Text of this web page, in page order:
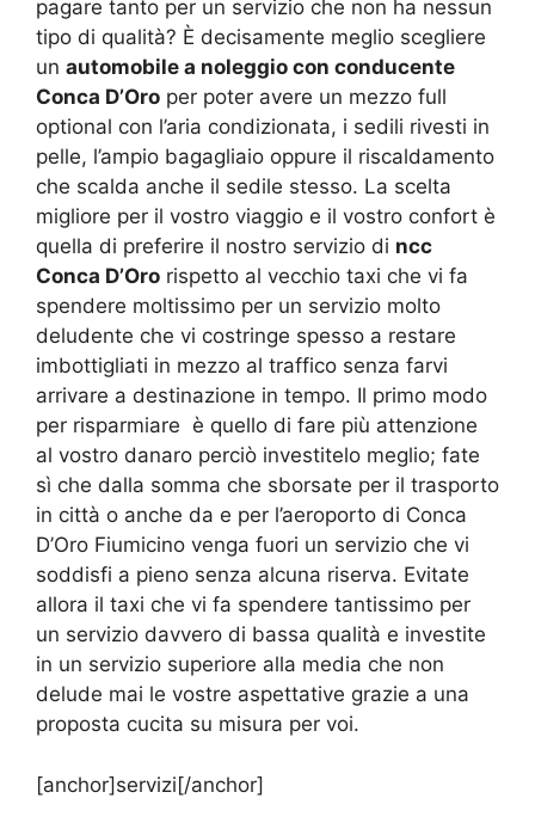
pagare tanto per un servizio che non ha nessun
tipo di qualità? È decisamente meglio scegliere
un automobile a noleggio con conducente
Conca D’Oro per poter avere un mezzo full
optional con l’aria condizionata, i sedili rivesti in
pelle, l’ampio bagagliaio oppure il riscaldamento
che scalda anche il sedile stesso. La scelta
migliore per il vostro viaggio e il vostro confort è
quella di preferire il nostro servizio di ncc
Conca D’Oro rispetto al vecchio taxi che vi fa
spendere moltissimo per un servizio molto
deludente che vi costringe spesso a restare
imbottigliati in mezzo al traffico senza farvi
arrivare a destinazione in tempo. Il primo modo
per risparmiare è quello di fare più attenzione
al vostro danaro perciò investitelo meglio; fate
sì che dalla somma che sborsate per il trasporto
in città o anche da e per l’aeroporto di Conca
D’Oro Fiumicino venga fuori un servizio che vi
soddisfi a pieno senza alcuna riserva. Evitate
allora il taxi che vi fa spendere tantissimo per
un servizio davvero di bassa qualità e investite
in un servizio superiore alla media che non
delude mai le vostre aspettative grazie a una
proposta cucita su misura per voi.
[anchor]servizi[/anchor]